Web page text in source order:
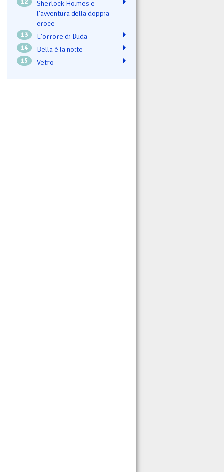
12
Sherlock Holmes e
l’avventura della doppia
croce
13 L'orrore di Buda
14 Bella è la notte
15 Vetro